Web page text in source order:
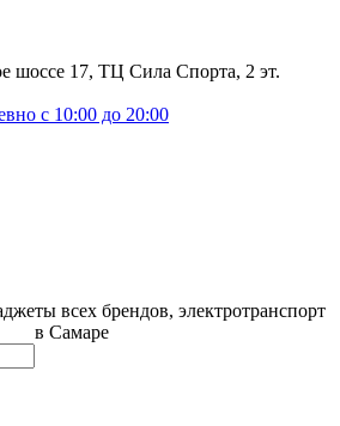
шоссе 17, ТЦ Сила Спорта, 2 эт.
с 10:00 до 20:00
всех брендов, электротранспорт
в Самаре